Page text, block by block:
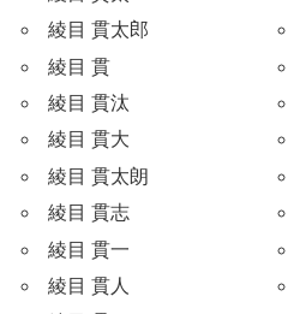
綾目 貫太郎
綾目 貫
綾目 貫汰
綾目 貫大
綾目 貫太朗
綾目 貫志
綾目 貫一
綾目 貫人